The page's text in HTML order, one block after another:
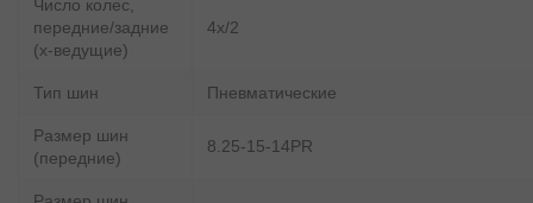
Число колес,
передние/задние
(x-ведущие)
4x/2
Тип шин Пневматические
Размер шин
(передние)
8.25-15-14PR